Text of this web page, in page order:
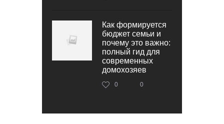
Как формируется
бюджет семьи и
почему это важно:
полный гид для
современных
домохозяев
0 0